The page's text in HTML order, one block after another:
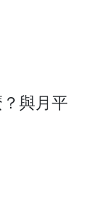
與月平